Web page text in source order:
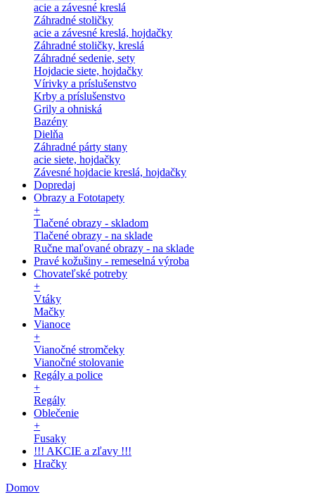
acie a závesné kreslá
Záhradné stoličky
acie a závesné kreslá, hojdačky
Záhradné stoličky, kreslá
Záhradné sedenie, sety
Hojdacie siete, hojdačky
Vírivky a príslušenstvo
Krby a príslušenstvo
Grily a ohniská
Bazény
Dielňa
Záhradné párty stany
acie siete, hojdačky
Závesné hojdacie kreslá, hojdačky
Dopredaj
Obrazy a Fototapety
+
Tlačené obrazy - skladom
Tlačené obrazy - na sklade
Ručne maľované obrazy - na sklade
Pravé kožušiny - remeselná výroba
Chovateľské potreby
+
Vtáky
Mačky
Vianoce
+
Vianočné stromčeky
Vianočné stolovanie
Regály a police
+
Regály
Oblečenie
+
Fusaky
!!! AKCIE a zľavy !!!
Hračky
Domov